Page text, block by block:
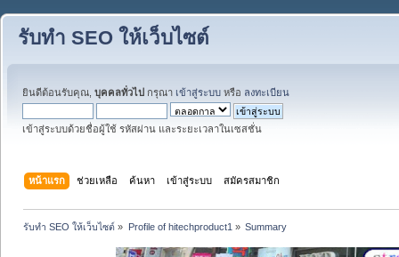
รับทำ SEO ให้เว็บไซต์
ยินดีต้อนรับคุณ, บุคคลทั่วไป กรุณา เข้าสู่ระบบ หรือ ลงทะเบียน
เข้าสู่ระบบด้วยชื่อผู้ใช้ รหัสผ่าน และระยะเวลาในเซสชั่น
หน้าแรก ช่วยเหลือ ค้นหา เข้าสู่ระบบ สมัครสมาชิก
รับทำ SEO ให้เว็บไซต์ » Profile of hitechproduct1 » Summary